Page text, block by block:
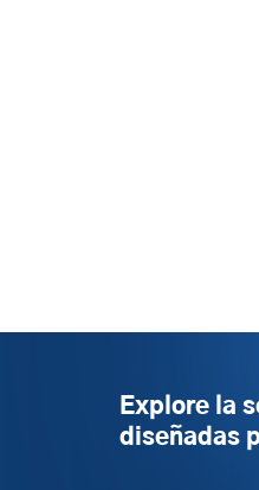
Explore la
diseñadas